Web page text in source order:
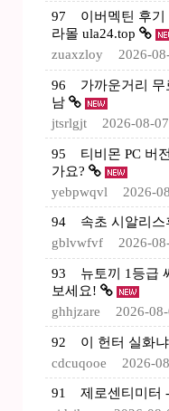
97
이버멕틴 후
라몰 ula24.top
zuaxzloy
2026-
96
가까운거리
남
jtsrlgjt
2026-08-07
95
티비몬 PC 버
가요?
yebpwqvl
2026-
94
속초 시알리
gblvwfvf
2026-
93
뉴토끼 1등급
보세요!
ghhjzare
2026-
92
이 헌터 실화
cdcuqooe
2026-
91
제로센티미터